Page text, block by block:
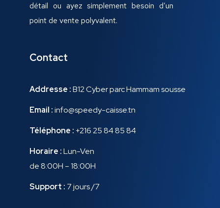
détail ou ayez simplement besoin d’un
point de vente polyvalent.
Contact
Addresse :B12 Cyber parc Hammam sousse
Email :info@speedy-caisse.tn
Téléphone : +216 25 84 85 84
Horaire :Lun-Ven
de 8:00H – 18:00H
Support : 7 jours /7